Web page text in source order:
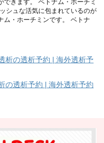
できます。 ベトナム・ホーチミ
シュな活気に包まれているのが
ム・ホーチミンです。 ベトナ
析の透析予約 | 海外透析予
の透析予約 | 海外透析予約